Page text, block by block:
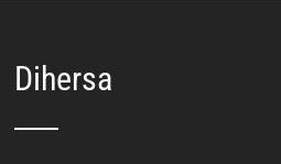
Dihersa